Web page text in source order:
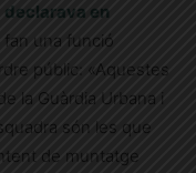
declarava en
una funció
públic: «Aquestes
la Guàrdia Urbana i
són les que
de muntatge